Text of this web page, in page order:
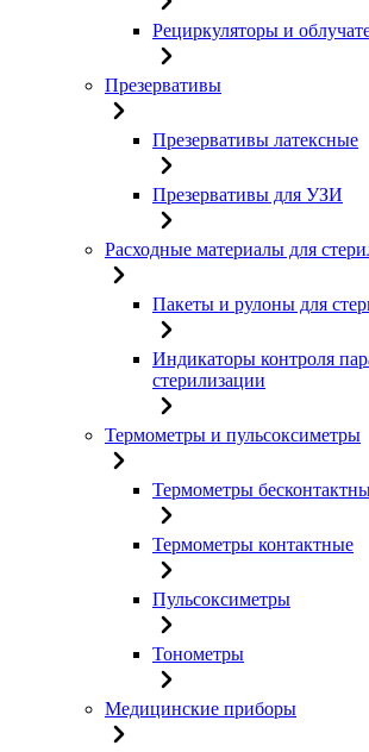
Рециркуляторы и
Презервативы
Презервативы латексные
Презервативы для УЗИ
Расходные материалы для
Пакеты и рулоны для
Индикаторы контроля
стерилизации
Термометры и пульсоксиметры
Термометры
Термометры контактные
Пульсоксиметры
Тонометры
Медицинские приборы